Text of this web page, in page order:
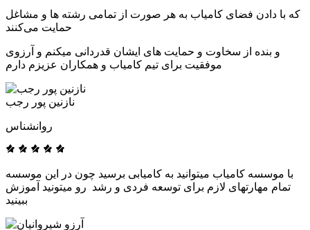
که با دادن فضای کامیاب به هر صورت از تمامی رشته ها و مشاغل
حمایت می‌کنند
و بنده از سخاوت و حمایت های ایشان قدردانی میکنم و آرزوی
موفقیت برای تیم کامیاب و همکاران عزیزم دارم
نازنین پور رجب
روانشناس
با موسسه کامیاب میتوانید به کامیابی برسید چون در این موسسه
تمام مهارتهای لازم برای توسعه فردی و رشد رو میتونید آموزش
ببینید